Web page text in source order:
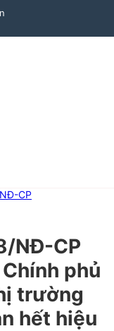
CP
NĐ-CP
phủ
trường
hết hiệu